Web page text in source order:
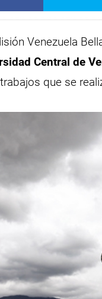
Venezuela
Central de
que se